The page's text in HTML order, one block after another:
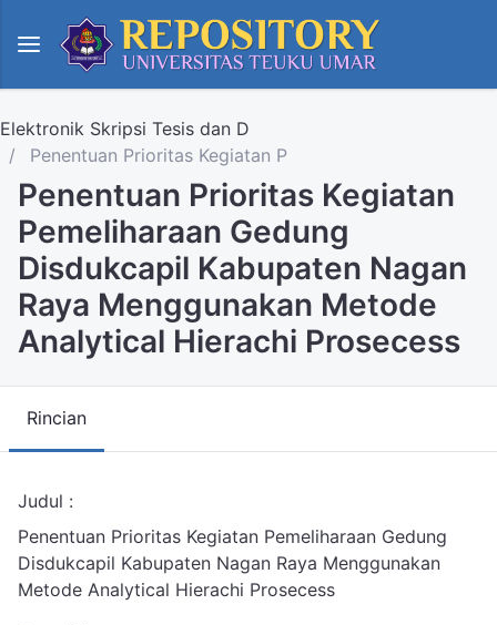
Elektronik Skripsi Tesis dan D
Penentuan Prioritas Kegiatan P
Penentuan Prioritas Kegiatan
Pemeliharaan Gedung
Disdukcapil Kabupaten Nagan
Raya Menggunakan Metode
Analytical Hierachi Prosecess
Rincian
Judul :
Penentuan Prioritas Kegiatan Pemeliharaan Gedung
Disdukcapil Kabupaten Nagan Raya Menggunakan
Metode Analytical Hierachi Prosecess